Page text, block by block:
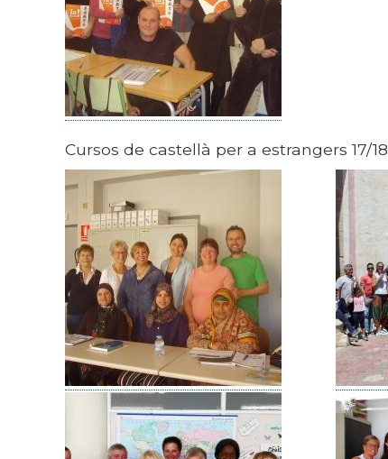
Cursos de castellà per a estrangers 17/18